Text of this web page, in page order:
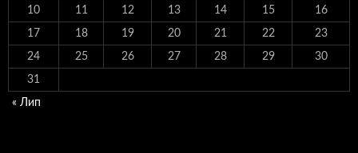
10 11 12 13 14 15 16
17 18 19 20 21 22 23
24 25 26 27 28 29 30
31
« Лип